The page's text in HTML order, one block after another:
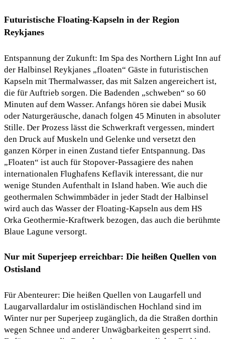
Futuristische Floating-Kapseln in der Region
Reykjanes
Entspannung der Zukunft: Im Spa des Northern Light Inn auf
der Halbinsel Reykjanes „floaten“ Gäste in futuristischen
Kapseln mit Thermalwasser, das mit Salzen angereichert ist,
die für Auftrieb sorgen. Die Badenden „schweben“ so 60
Minuten auf dem Wasser. Anfangs hören sie dabei Musik
oder Naturgeräusche, danach folgen 45 Minuten in absoluter
Stille. Der Prozess lässt die Schwerkraft vergessen, mindert
den Druck auf Muskeln und Gelenke und versetzt den
ganzen Körper in einen Zustand tiefer Entspannung. Das
„Floaten“ ist auch für Stopover-Passagiere des nahen
internationalen Flughafens Keflavik interessant, die nur
wenige Stunden Aufenthalt in Island haben. Wie auch die
geothermalen Schwimmbäder in jeder Stadt der Halbinsel
wird auch das Wasser der Floating-Kapseln aus dem HS
Orka Geothermie-Kraftwerk bezogen, das auch die berühmte
Blaue Lagune versorgt.
Nur mit Superjeep erreichbar: Die heißen Quellen von
Ostisland
Für Abenteurer: Die heißen Quellen von Laugarfell und
Laugarvallardalur im ostisländischen Hochland sind im
Winter nur per Superjeep zugänglich, da die Straßen dorthin
wegen Schnee und anderer Unwägbarkeiten gesperrt sind.